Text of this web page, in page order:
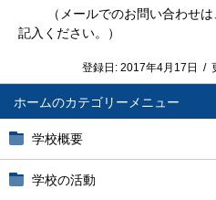
ホーム
学校概要
学校の活動
（メールでのお問い合わせは
記入ください。）
登録日: 2017年4月17日 /